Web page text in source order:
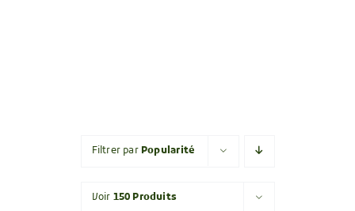
Filtrer par Popularité
Voir 150 Produits